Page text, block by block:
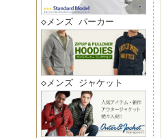
◇メンズ パーカー
◇メンズ ジャケット